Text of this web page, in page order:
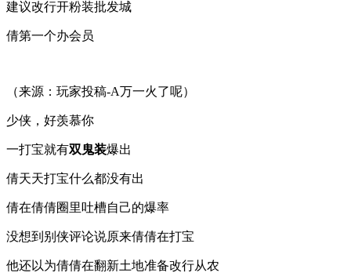
建议改行开粉装批发城
倩第一个办会员
（来源：玩家投稿-A万一火了呢）
少侠，好羡慕你
一打宝就有双鬼装爆出
倩天天打宝什么都没有出
倩在倩倩圈里吐槽自己的爆率
没想到别侠评论说原来倩倩在打宝
他还以为倩倩在翻新土地准备改行从农